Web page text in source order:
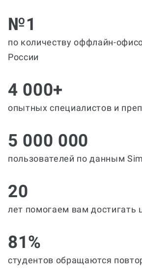
№1
по количеству оффлайн-
России
4 000+
опытных специалистов и
5 000 000
пользователей по данным
20
лет помогаем вам достигать
81%
студентов обращаются